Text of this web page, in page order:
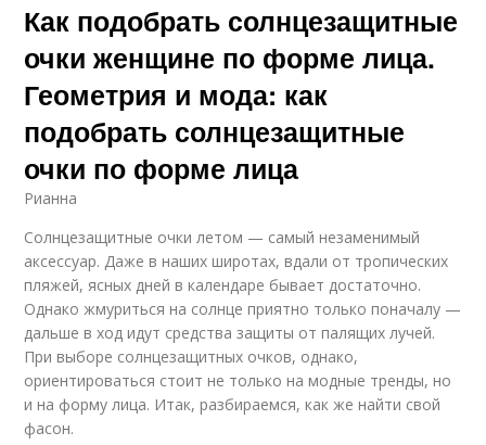
Как подобрать солнцезащитные
очки женщине по форме лица.
Геометрия и мода: как
подобрать солнцезащитные
очки по форме лица
Рианна
Солнцезащитные очки летом — самый незаменимый
аксессуар. Даже в наших широтах, вдали от тропических
пляжей, ясных дней в календаре бывает достаточно.
Однако жмуриться на солнце приятно только поначалу —
дальше в ход идут средства защиты от палящих лучей.
При выборе солнцезащитных очков, однако,
ориентироваться стоит не только на модные тренды, но
и на форму лица. Итак, разбираемся, как же найти свой
фасон.